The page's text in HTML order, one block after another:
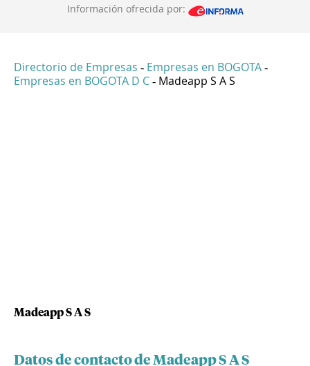
Información ofrecida por:
Directorio de Empresas - Empresas en BOGOTA -
Empresas en BOGOTA D C - Madeapp S A S
Madeapp S A S
Datos de contacto de Madeapp S A S